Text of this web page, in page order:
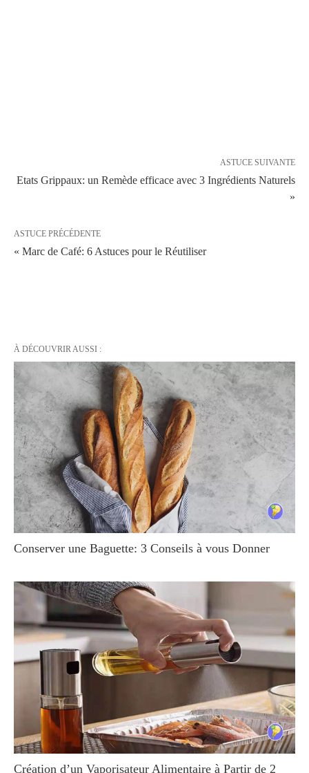
ASTUCE SUIVANTE
Etats Grippaux: un Remède efficace avec 3 Ingrédients Naturels
»
ASTUCE PRÉCÉDENTE
« Marc de Café: 6 Astuces pour le Réutiliser
À DÉCOUVRIR AUSSI :
Conserver une Baguette: 3 Conseils à vous Donner
Création d’un Vaporisateur Alimentaire à Partir de 2